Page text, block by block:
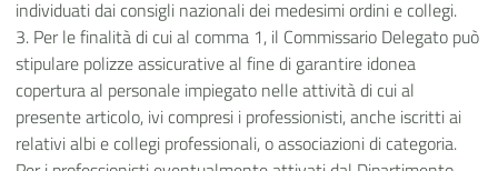
individuati dai consigli nazionali dei medesimi ordini e collegi.
3. Per le finalità di cui al comma 1, il Commissario Delegato può
stipulare polizze assicurative al fine di garantire idonea
copertura al personale impiegato nelle attività di cui al
presente articolo, ivi compresi i professionisti, anche iscritti ai
relativi albi e collegi professionali, o associazioni di categoria.